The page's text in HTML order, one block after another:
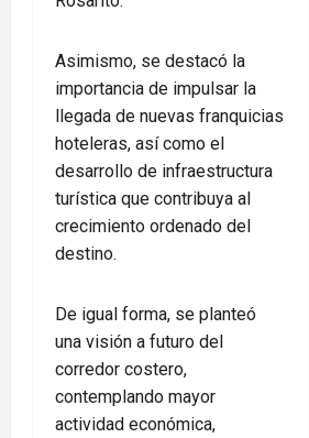
Asimismo, se destacó la
importancia de impulsar la
llegada de nuevas franquicias
hoteleras, así como el
desarrollo de infraestructura
turística que contribuya al
crecimiento ordenado del
destino.
De igual forma, se planteó
una visión a futuro del
corredor costero,
contemplando mayor
actividad económica,